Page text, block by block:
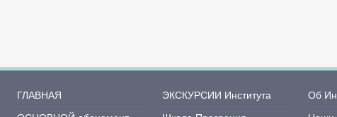
ГЛАВНАЯ
ЭКСКУРСИИ Института
Об